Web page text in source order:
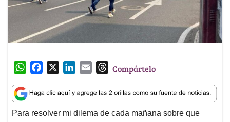
W
a
t
s
c
e
b
n
k
e
a
i
l
T
r
e
a
Compártelo
Para resolver mi dilema de cada mañana sobre que